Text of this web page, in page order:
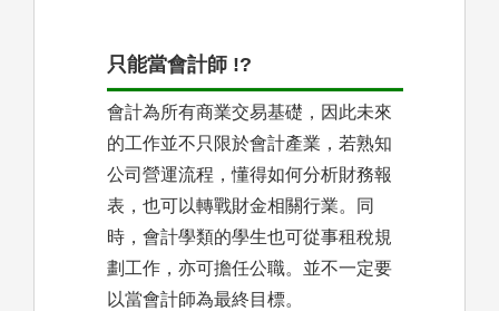
只能當會計師 !?
會計為所有商業交易基礎，因此未來
的工作並不只限於會計產業，若熟知
公司營運流程，懂得如何分析財務報
表，也可以轉戰財金相關行業。同
時，會計學類的學生也可從事租稅規
劃工作，亦可擔任公職。並不一定要
以當會計師為最終目標。